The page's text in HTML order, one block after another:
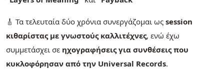
🎸 Τα τελευταία δύο χρόνια συνεργάζομαι ως session
κιθαρίστας με γνωστούς καλλιτέχνες, ενώ έχω
συμμετάσχει σε ηχογραφήσεις για συνθέσεις που
κυκλοφόρησαν από την Universal Records.